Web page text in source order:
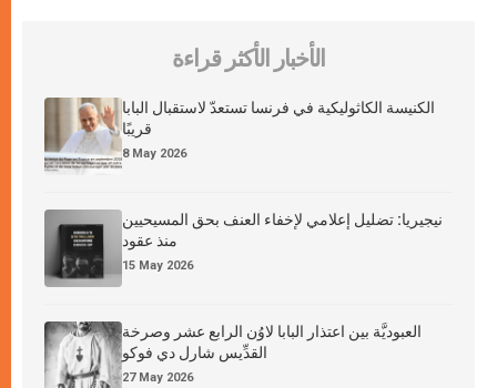
الأخبار الأكثر قراءة
الكنيسة الكاثوليكية في فرنسا تستعدّ لاستقبال البابا
قريبًا
8 May 2026
نيجيريا: تضليل إعلامي لإخفاء العنف بحق المسيحيين
منذ عقود
15 May 2026
العبوديَّة بين اعتذار البابا لاوُن الرابع عشر وصرخة
القدِّيس شارل دي فوكو
27 May 2026